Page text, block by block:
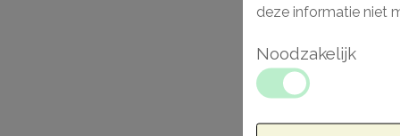
deze informatie niet
Noodzakelijk